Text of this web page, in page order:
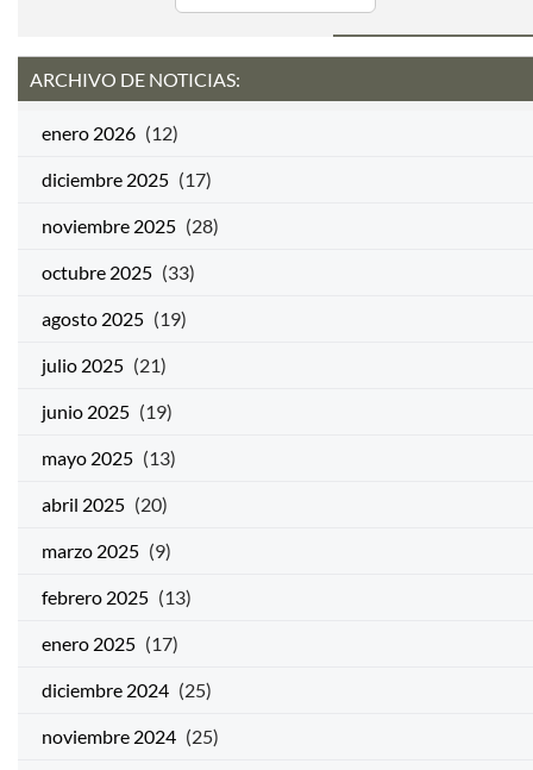
ARCHIVO DE NOTICIAS:
enero 2026 (12)
diciembre 2025 (17)
noviembre 2025 (28)
octubre 2025 (33)
agosto 2025 (19)
julio 2025 (21)
junio 2025 (19)
mayo 2025 (13)
abril 2025 (20)
marzo 2025 (9)
febrero 2025 (13)
enero 2025 (17)
diciembre 2024 (25)
noviembre 2024 (25)